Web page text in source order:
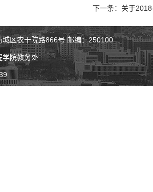
下一条：关于
区农干院路866号 邮编：250100
学院教务处